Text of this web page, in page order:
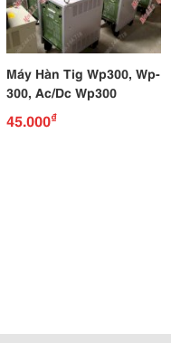
Máy Hàn Tig Wp300, Wp-
300, Ac/Dc Wp300
45.000₫